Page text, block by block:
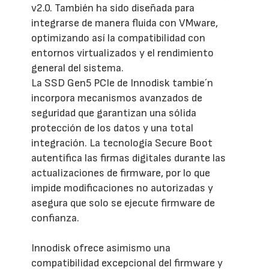
v2.0. También ha sido diseñada para
integrarse de manera fluida con VMware,
optimizando así la compatibilidad con
entornos virtualizados y el rendimiento
general del sistema.
La SSD Gen5 PCIe de Innodisk tambie´n
incorpora mecanismos avanzados de
seguridad que garantizan una sólida
protección de los datos y una total
integración. La tecnología Secure Boot
autentifica las firmas digitales durante las
actualizaciones de firmware, por lo que
impide modificaciones no autorizadas y
asegura que solo se ejecute firmware de
confianza.
Innodisk ofrece asimismo una
compatibilidad excepcional del firmware y